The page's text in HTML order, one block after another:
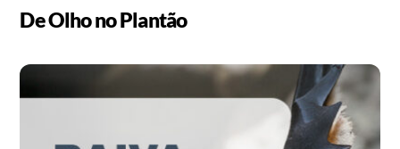
De Olho no Plantão